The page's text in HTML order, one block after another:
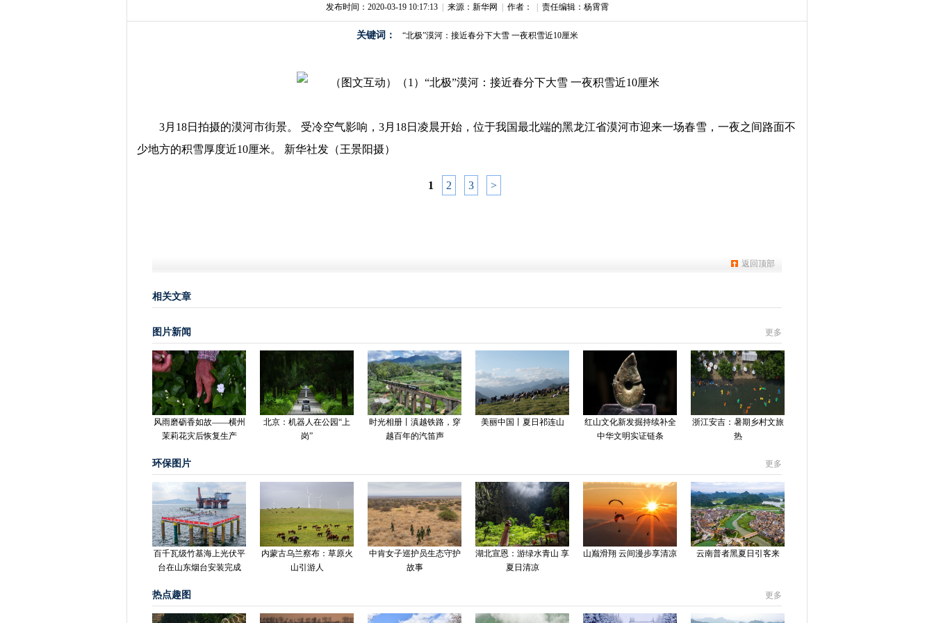
发布时间：2020-03-19 10:17:13| 来源：新华网 作者： 责任编辑：杨霄霄
关键词： “北极”漠河：接近春分下大雪 一夜积雪近10厘米
3月18日拍摄的漠河市街景。 受冷空气影响，3月18日凌晨开始，位于我国最北端的黑龙江省漠河市迎来一场春雪，一夜之间路面不
少地方的积雪厚度近10厘米。 新华社发（王景阳摄）
1 2 3 >
返回顶部
相关文章